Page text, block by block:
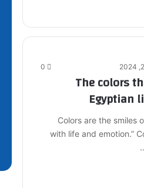
0
The colors
Egyptian
“Colors are the
with life and emotion.”